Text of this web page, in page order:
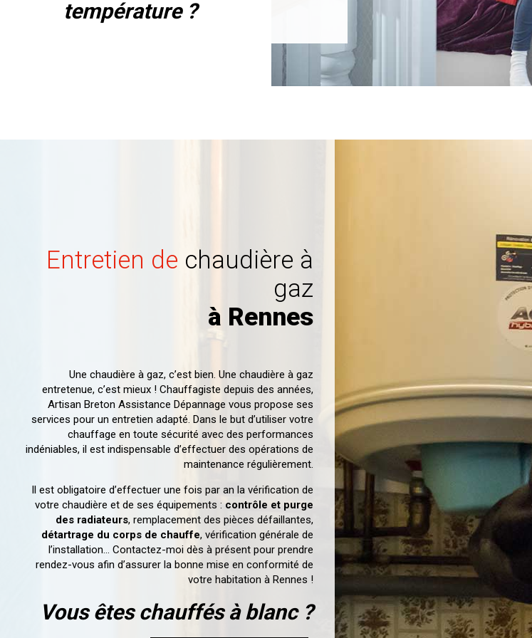
température ?
Entretien de chaudière à
gaz
à Rennes
Une chaudière à gaz, c’est bien. Une chaudière à gaz
entretenue, c’est mieux ! Chauffagiste depuis des années,
Artisan Breton Assistance Dépannage vous propose ses
services pour un entretien adapté. Dans le but d’utiliser votre
chauffage en toute sécurité avec des performances
indéniables, il est indispensable d’effectuer des opérations de
maintenance régulièrement.
Il est obligatoire d’effectuer une fois par an la vérification de
votre chaudière et de ses équipements : contrôle et purge
des radiateurs, remplacement des pièces défaillantes,
détartrage du corps de chauffe, vérification générale de
l’installation… Contactez-moi dès à présent pour prendre
rendez-vous afin d’assurer la bonne mise en conformité de
votre habitation à Rennes !
Vous êtes chauffés à blanc ?